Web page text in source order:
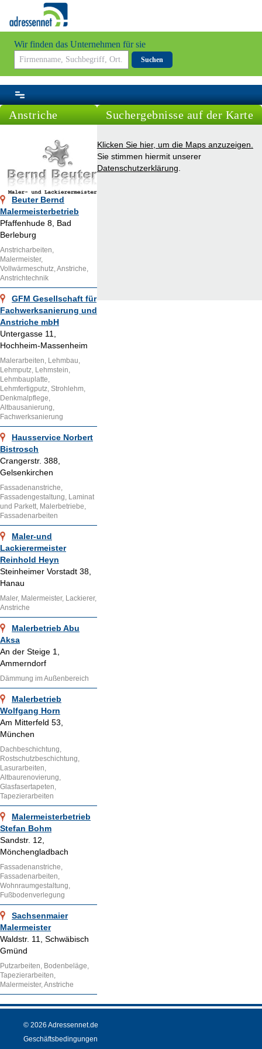
Wir finden das Unternehmen für sie
Suchen
Anstriche
Beuter Bernd
Malermeisterbetrieb
Pfaffenhude 8, Bad
Berleburg
Anstricharbeiten,
Malermeister,
Vollwärmeschutz, Anstriche,
Anstrichtechnik
GFM Gesellschaft für
Fachwerksanierung und
Anstriche mbH
Untergasse 11,
Hochheim-Massenheim
Malerarbeiten, Lehmbau,
Lehmputz, Lehmstein,
Lehmbauplatte,
Lehmfertigputz, Strohlehm,
Denkmalpflege,
Altbausanierung,
Fachwerksanierung
Hausservice Norbert
Bistrosch
Crangerstr. 388,
Gelsenkirchen
Fassadenanstriche,
Fassadengestaltung, Laminat
und Parkett, Malerbetriebe,
Fassadenarbeiten
Maler-und
Lackierermeister
Reinhold Heyn
Steinheimer Vorstadt 38,
Hanau
Maler, Malermeister, Lackierer,
Anstriche
Malerbetrieb Abu
Aksa
An der Steige 1,
Ammerndorf
Dämmung im Außenbereich
Malerbetrieb
Wolfgang Horn
Am Mitterfeld 53,
München
Dachbeschichtung,
Rostschutzbeschichtung,
Lasurarbeiten,
Altbaurenovierung,
Glasfasertapeten,
Tapezierarbeiten
Malermeisterbetrieb
Stefan Bohm
Sandstr. 12,
Mönchengladbach
Fassadenanstriche,
Fassadenarbeiten,
Wohnraumgestaltung,
Fußbodenverlegung
Sachsenmaier
Malermeister
Waldstr. 11, Schwäbisch
Gmünd
Putzarbeiten, Bodenbeläge,
Tapezierarbeiten,
Malermeister, Anstriche
Suchergebnisse auf der Karte
Klicken Sie hier, um die Maps anzuzeigen.
Sie stimmen hiermit unserer
Datenschutzerklärung
© 2026 Adressennet.de
Geschäftsbedingungen